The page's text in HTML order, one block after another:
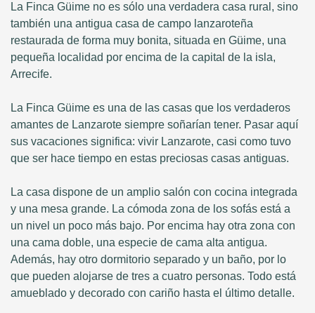
La Finca Güime no es sólo una verdadera casa rural, sino
también una antigua casa de campo lanzaroteña
restaurada de forma muy bonita, situada en Güime, una
pequeña localidad por encima de la capital de la isla,
Arrecife.
La Finca Güime es una de las casas que los verdaderos
amantes de Lanzarote siempre soñarían tener. Pasar aquí
sus vacaciones significa: vivir Lanzarote, casi como tuvo
que ser hace tiempo en estas preciosas casas antiguas.
La casa dispone de un amplio salón con cocina integrada
y una mesa grande. La cómoda zona de los sofás está a
un nivel un poco más bajo. Por encima hay otra zona con
una cama doble, una especie de cama alta antigua.
Además, hay otro dormitorio separado y un baño, por lo
que pueden alojarse de tres a cuatro personas. Todo está
amueblado y decorado con cariño hasta el último detalle.